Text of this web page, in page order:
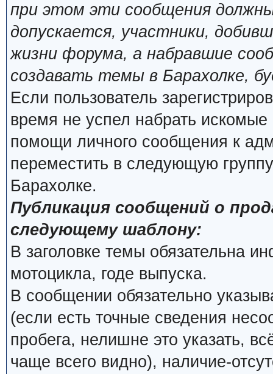
при этом эти сообщения
допускается, участники,
жизни форума, а набравшие
создавать темы в Барахолке,
Если пользователь
время не успел набрать
помощи личного сообщения к
переместить в следующую
Барахолке.
Публикация сообщений о
следующему шаблону:
В заголовке темы обязательна
мотоцикла, годе выпуска.
В сообщении обязательно
(если есть точные сведения
пробега, нелишне это указать,
чаще всего видно), наличие-